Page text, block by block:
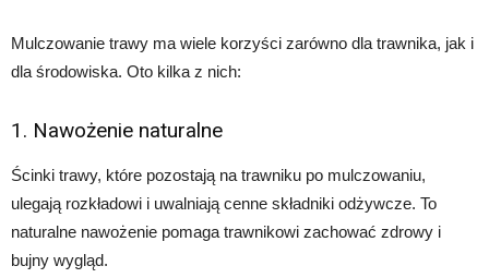
Mulczowanie trawy ma wiele korzyści zarówno dla trawnika, jak i
dla środowiska. Oto kilka z nich:
1. Nawożenie naturalne
Ścinki trawy, które pozostają na trawniku po mulczowaniu,
ulegają rozkładowi i uwalniają cenne składniki odżywcze. To
naturalne nawożenie pomaga trawnikowi zachować zdrowy i
bujny wygląd.